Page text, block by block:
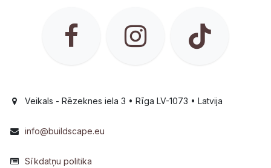
Veikals - Rēzeknes iela 3 • Rīga LV-1073 • Latvija
info@buildscape.eu
Sīkdatņu politika